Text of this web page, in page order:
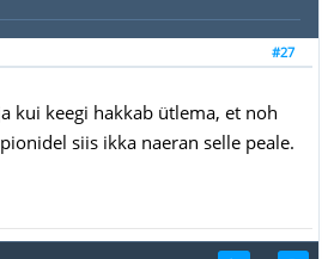
#27
kui keegi hakkab ütlema, et noh
siis ikka naeran selle peale.